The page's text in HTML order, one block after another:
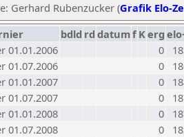
Gerhard Rubenzucker (Grafik Elo-
bdld rd datumf Kerg
01.01.2006
0
01.07.2006
0
01.01.2007
0
01.07.2007
0
01.01.2008
0
01.07.2008
0